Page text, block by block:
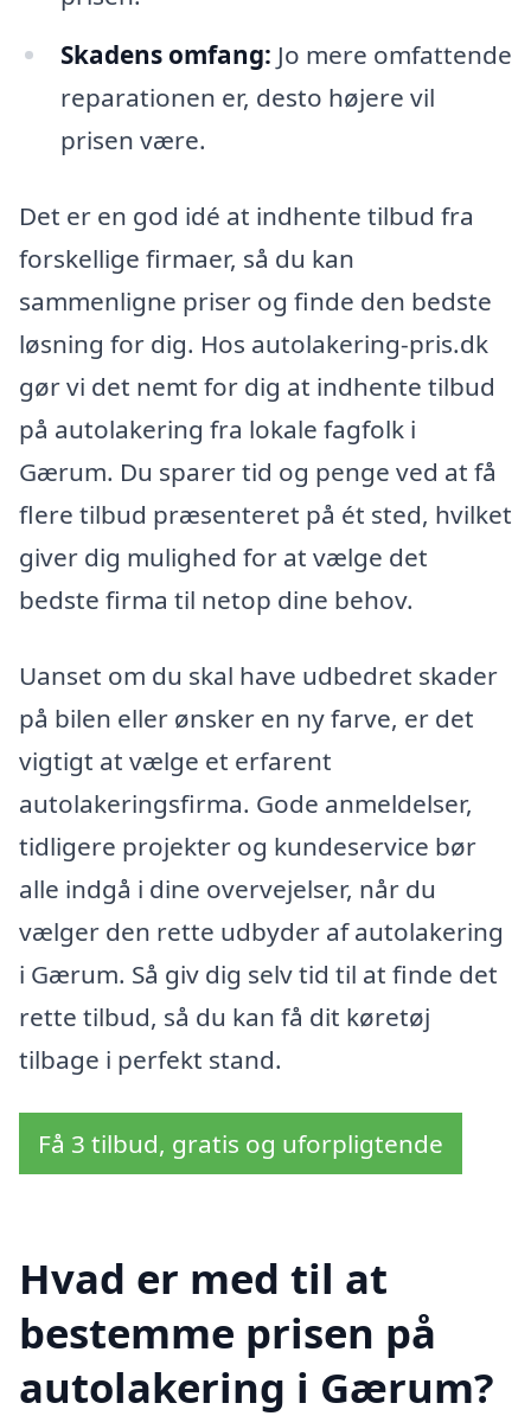
Skadens omfang: Jo mere omfattende
reparationen er, desto højere vil
prisen være.
Det er en god idé at indhente tilbud fra
forskellige firmaer, så du kan
sammenligne priser og finde den bedste
løsning for dig. Hos autolakering-pris.dk
gør vi det nemt for dig at indhente tilbud
på autolakering fra lokale fagfolk i
Gærum. Du sparer tid og penge ved at få
flere tilbud præsenteret på ét sted, hvilket
giver dig mulighed for at vælge det
bedste firma til netop dine behov.
Uanset om du skal have udbedret skader
på bilen eller ønsker en ny farve, er det
vigtigt at vælge et erfarent
autolakeringsfirma. Gode anmeldelser,
tidligere projekter og kundeservice bør
alle indgå i dine overvejelser, når du
vælger den rette udbyder af autolakering
i Gærum. Så giv dig selv tid til at finde det
rette tilbud, så du kan få dit køretøj
tilbage i perfekt stand.
Få 3 tilbud, gratis og uforpligtende
Hvad er med til at
bestemme prisen på
autolakering i Gærum?